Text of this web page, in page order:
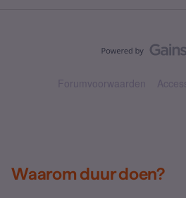
Forumvoorwaarden
Waarom duur doen?